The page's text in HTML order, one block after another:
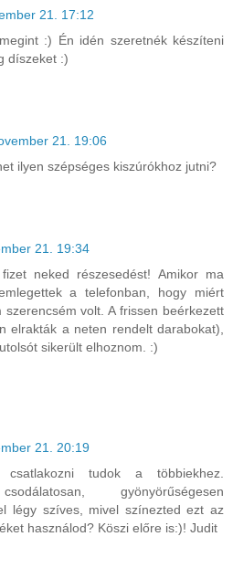
21. 17:12
:) Én idén szeretnék készíteni
díszeket :)
21. 19:06
ilyen szépséges kiszúrókhoz jutni?
21. 19:34
neked részesedést! Amikor ma
a telefonban, hogy miért
szerencsém volt. A frissen beérkezett
elrakták a neten rendelt darabokat),
sikerült elhoznom. :)
21. 20:19
tudok a többiekhez.
gyönyörűségesen
légy szíves, mivel színezted ezt az
használod? Köszi előre is:)! Judit